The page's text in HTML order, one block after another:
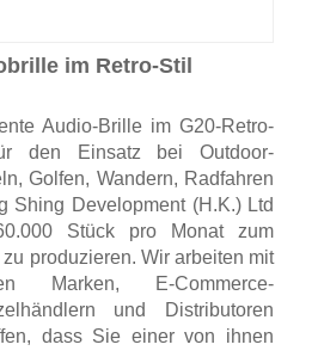
im Retro-Stil
Audio-Brille im G20-Retro-
den Einsatz bei Outdoor-
Golfen, Wandern, Radfahren
Shing Development (H.K.) Ltd
Stück pro Monat zum
produzieren. Wir arbeiten mit
Marken, E-Commerce-
und Distributoren
dass Sie einer von ihnen